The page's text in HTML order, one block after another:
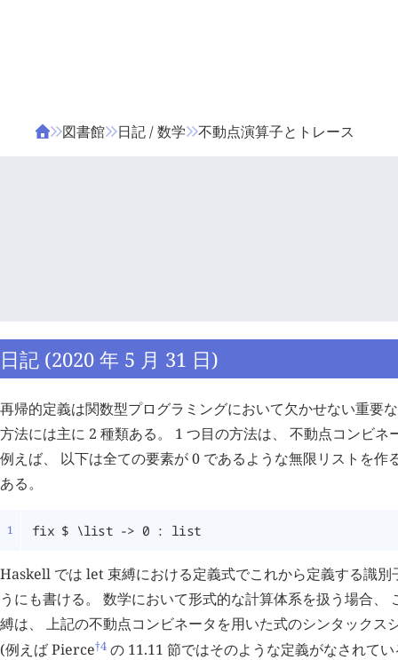
図書館 日記 / 数学 不動点演算子とトレース
日記 (2020 年 5 月 31 日)
再帰的定義は関数型プログラミングにおいて欠かせない重要
方法には主に 2 種類ある。 1 つ目の方法は、 不動点コンビネ
例えば、 以下は全ての要素が 0 であるような無限リストを
ある。
fix $ \list -> 0 : list
Haskell では let 束縛における定義式でこれから定義する識別
うにも書ける。 数学において形式的な計算体系を扱う場合、
縛は、 上記の不動点コンビネータを用いた式のシンタックス
(例えば Pierce†4 の 11.11 節ではそのような定義がなされて